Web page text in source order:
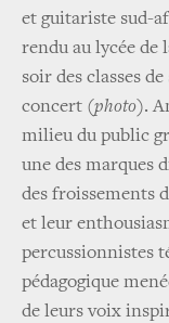
et guitariste sud-
rendu au lycée de
soir des classes
concert (photo).
milieu du public
une des marques
des froissements
et leur
percussionnistes
pédagogique
de leurs voix